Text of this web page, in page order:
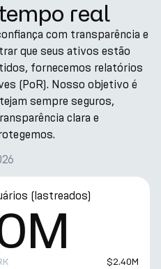
real
com transparência e
que seus ativos estão
fornecemos relatórios
(PoR). Nosso objetivo é
sempre seguros,
clara e
(lastreados)
$2.40M